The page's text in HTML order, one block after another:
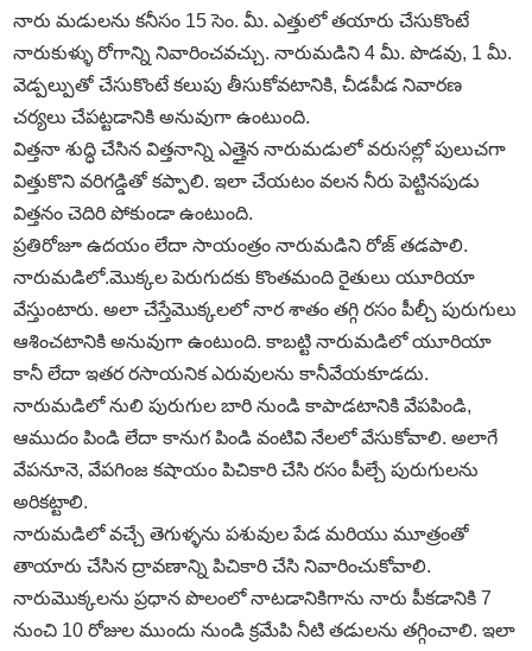
నారు మడులను కనీసం 15 సెం. మీ. ఎత్తులో తయారు చేసుకొంటే
నారుకుళ్ళు రోగాన్ని నివారించవచ్చు. నారుమడిని 4 మీ. పొడవు, 1 మీ.
వెడ్పల్పుతో చేసుకొంటే కలుపు తీసుకోవటానికి, చీడపీడ నివారణ
చర్యలు చేపట్టడానికి అనువుగా ఉంటుంది.
విత్తనా శుద్ధి చేసిన విత్తనాన్ని ఎత్తైన నారుమడులో వరుసల్లో పులుచగా
విత్తుకొని వరిగడ్డితో కప్పాలి. ఇలా చేయటం వలన నీరు పెట్టినపుడు
విత్తనం చెదిరి పోకుండా ఉంటుంది.
ప్రతిరోజూ ఉదయం లేదా సాయంత్రం నారుమడిని రోజ్‌ తడపాలి.
నారుమడిలో.మొక్కల పెరుగుదకు కొంతమంది రైతులు యూరియా
వేస్తుంటారు. అలా చేస్తేమొక్కలలో నార శాతం తగ్గి రసం పీల్చీ పురుగులు
ఆశించటానికి అనువుగా ఉంటుంది. కాబట్టి నారుమడిలో యూరియా
కానీ లేదా ఇతర రసాయనిక ఎరువులను కానీవేయకూడదు.
నారుమడిలో నులి పురుగుల బారి నుండి కాపాడటానికి వేపపిండి,
ఆముదం పిండి లేదా కానుగ పిండి వంటివి నేలలో వేసుకోవాలి. అలాగే
వేపనూనె, వేపగింజ కషాయం పిచికారి చేసి రసం పీల్చే పురుగులను
అరికట్టాలి.
నారుమడిలో వచ్చే తెగుళ్ళను పశువుల పేడ మరియు మూత్రంతో
తాయారు చేసిన ద్రావణాన్ని పిచికారి చేసి నివారించుకోవాలి.
నారుమొక్కలను ప్రధాన పొలంలో నాటడానికిగాను నారు పీకడానికి 7
నుంచి 10 రోజుల ముందు నుండి క్రమేపి నీటి తడులను తగ్గించాలి. ఇలా